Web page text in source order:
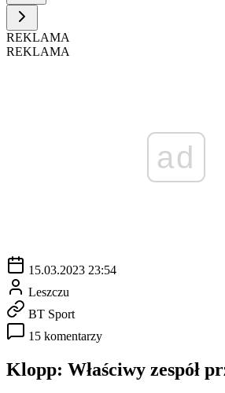
REKLAMA
REKLAMA
ad
15.03.2023 23:54
Leszczu
BT Sport
15 komentarzy
Klopp: Właściwy zespół